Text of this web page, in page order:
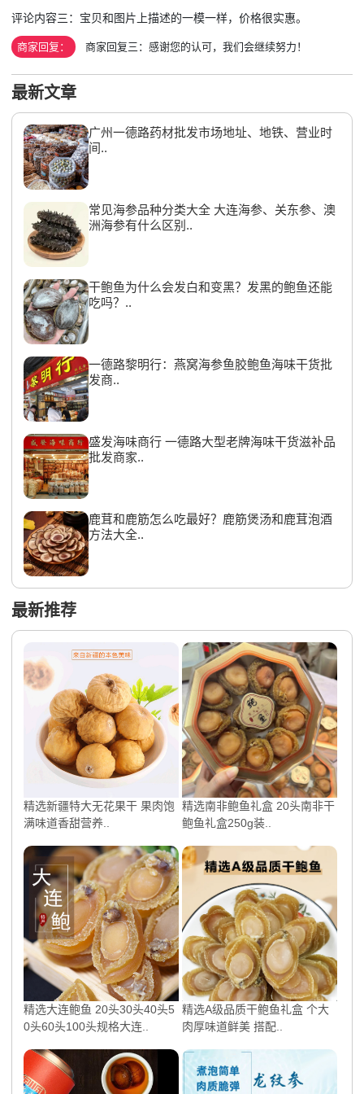
评论内容三：宝贝和图片上描述的一模一样，价格很实惠。
商家回复： 商家回复三：感谢您的认可，我们会继续努力！
最新文章
广州一德路药材批发市场地址、地铁、营业时
间..
常见海参品种分类大全 大连海参、关东参、澳
洲海参有什么区别..
干鲍鱼为什么会发白和变黑？发黑的鲍鱼还能
吃吗？..
一德路黎明行：燕窝海参鱼胶鲍鱼海味干货批
发商..
盛发海味商行 一德路大型老牌海味干货滋补品
批发商家..
鹿茸和鹿筋怎么吃最好？鹿筋煲汤和鹿茸泡酒
方法大全..
最新推荐
精选新疆特大无花果干 果肉饱
满味道香甜营养..
精选南非鲍鱼礼盒 20头南非干
鲍鱼礼盒250g装..
精选大连鲍鱼 20头30头40头5
0头60头100头规格大连..
精选A级品质干鲍鱼礼盒 个大
肉厚味道鲜美 搭配..